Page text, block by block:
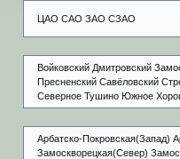
ЦАО САО ЗАО СЗАО
Войковский Дмитровский
Пресненский Савёловский
Северное Тушино Южное
Арбатско-Покровская(Запад)
Замоскворецкая(Север)